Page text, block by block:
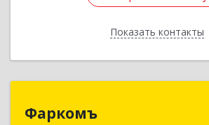
Показать контакты
Назад
Фаркомъ